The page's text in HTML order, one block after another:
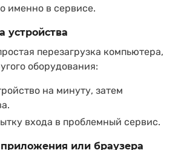
именно в сервисе.
устройства
перезагрузка компьютера,
оборудования:
на минуту, затем
входа в проблемный сервис.
или браузера